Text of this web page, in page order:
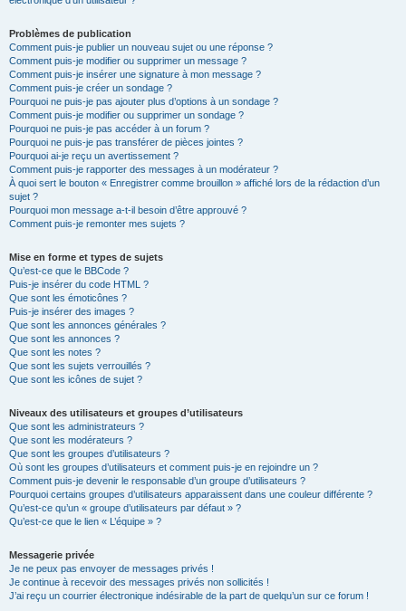
Problèmes de publication
Comment puis-je publier un nouveau sujet ou une réponse ?
Comment puis-je modifier ou supprimer un message ?
Comment puis-je insérer une signature à mon message ?
Comment puis-je créer un sondage ?
Pourquoi ne puis-je pas ajouter plus d’options à un sondage ?
Comment puis-je modifier ou supprimer un sondage ?
Pourquoi ne puis-je pas accéder à un forum ?
Pourquoi ne puis-je pas transférer de pièces jointes ?
Pourquoi ai-je reçu un avertissement ?
Comment puis-je rapporter des messages à un modérateur ?
À quoi sert le bouton « Enregistrer comme brouillon » affiché lors de la rédaction d’un
sujet ?
Pourquoi mon message a-t-il besoin d’être approuvé ?
Comment puis-je remonter mes sujets ?
Mise en forme et types de sujets
Qu’est-ce que le BBCode ?
Puis-je insérer du code HTML ?
Que sont les émoticônes ?
Puis-je insérer des images ?
Que sont les annonces générales ?
Que sont les annonces ?
Que sont les notes ?
Que sont les sujets verrouillés ?
Que sont les icônes de sujet ?
Niveaux des utilisateurs et groupes d’utilisateurs
Que sont les administrateurs ?
Que sont les modérateurs ?
Que sont les groupes d’utilisateurs ?
Où sont les groupes d’utilisateurs et comment puis-je en rejoindre un ?
Comment puis-je devenir le responsable d’un groupe d’utilisateurs ?
Pourquoi certains groupes d’utilisateurs apparaissent dans une couleur différente ?
Qu’est-ce qu’un « groupe d’utilisateurs par défaut » ?
Qu’est-ce que le lien « L’équipe » ?
Messagerie privée
Je ne peux pas envoyer de messages privés !
Je continue à recevoir des messages privés non sollicités !
J’ai reçu un courrier électronique indésirable de la part de quelqu’un sur ce forum !